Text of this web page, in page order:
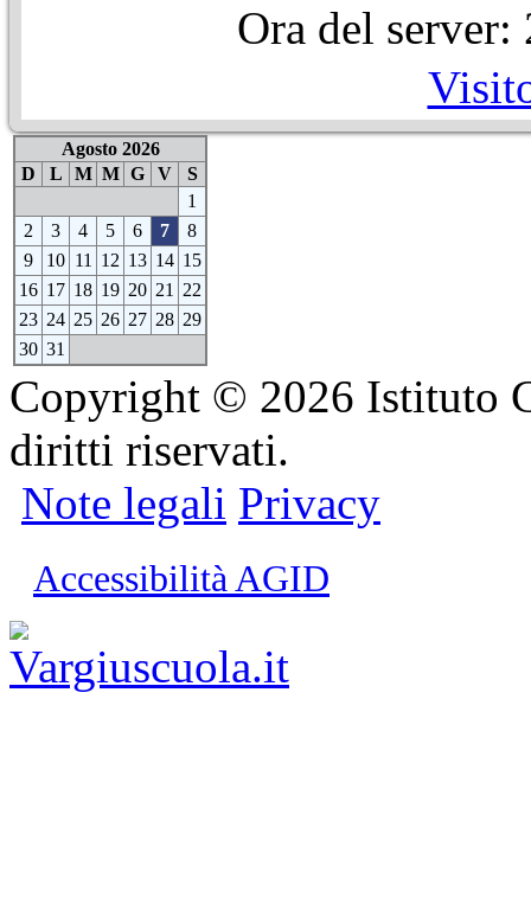
Ora del
Agosto 2026
D
L M M G V
S
1
2
3 4 5 6 7
8
9
10 11 12 13 14 15
16 17 18 19 20 21
22
23 24 25 26 27 28 29
30 31
Copyright © 2026 Istituto
diritti riservati.
Note legali Privacy
Accessibilità AGID